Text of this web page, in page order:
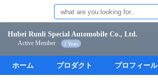
Hubei Runli Special Automobile Co., Ltd.
Active Member 2 Years
ホーム プロダクト プロフィール